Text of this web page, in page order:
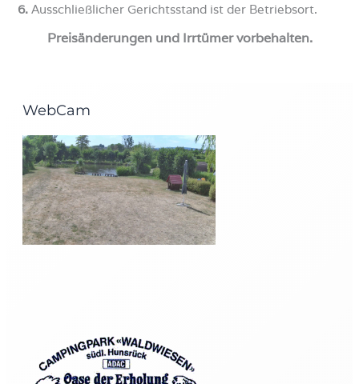
6. Ausschließlicher Gerichtsstand ist der Betriebsort.
Preisänderungen und Irrtümer vorbehalten.
WebCam